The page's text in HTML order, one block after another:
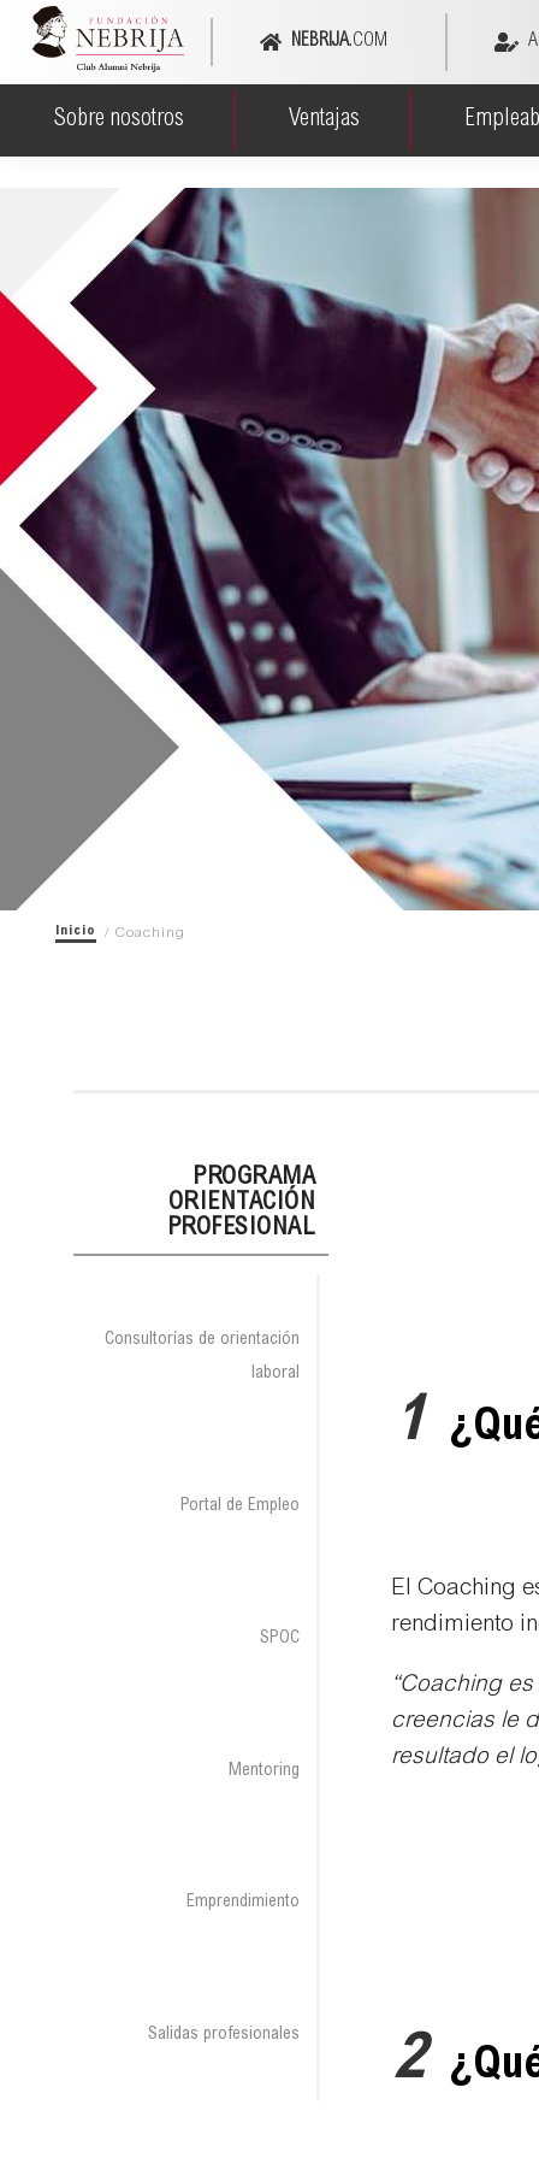
NEBRIJA.COM
Sobre nosotros Ventajas
Inicio / Coaching
PROGRAMA
ORIENTACIÓN
PROFESIONAL
Consultorías de orientación
laboral
Portal de Empleo
SPOC
Mentoring
Emprendimiento
Salidas profesionales
1
El Coaching
rendimiento
“Coaching
creencias le
resultado el
2